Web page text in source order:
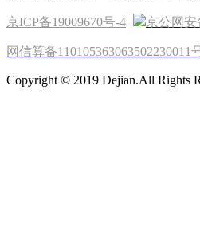
京ICP备19009670号-4 京公网安
网信算备110105363063502230011
Copyright © 2019 Dejian.All Rights